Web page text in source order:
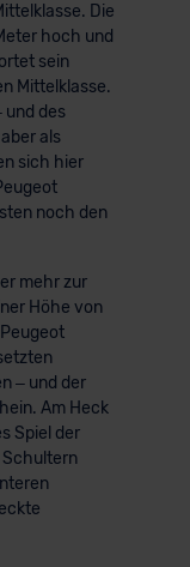
Die
hoch und
sein
Mittelklasse.
und des
als
sich hier
noch den
mehr zur
Höhe von
– und der
Am Heck
Spiel der
Schultern